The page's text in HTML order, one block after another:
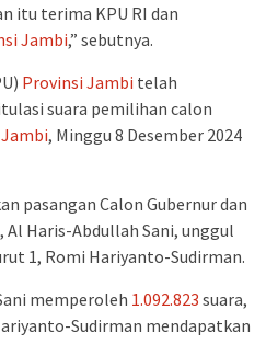
itu terima KPU RI dan
Jambi,” sebutnya.
Provinsi Jambi telah
suara pemilihan calon
, Minggu 8 Desember 2024
pasangan Calon Gubernur dan
Haris-Abdullah Sani, unggul
1, Romi Hariyanto-Sudirman.
memperoleh 1.092.823 suara,
Sudirman mendapatkan